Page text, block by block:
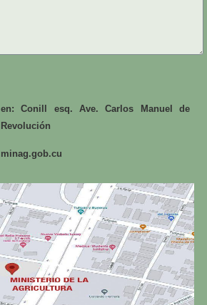
en: Conill esq. Ave. Carlos Manuel de
Revolución